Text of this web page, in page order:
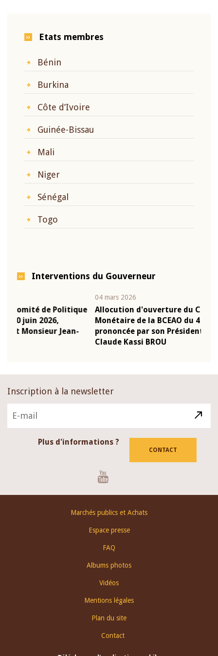
Etats membres
Bénin
Burkina
Côte d’Ivoire
Guinée-Bissau
Mali
Niger
Sénégal
Togo
Interventions du Gouverneur
Allocution d'ouverture du Comité de Politique
Monétaire de la BCEAO du 4 mars 2026,
prononcée par son Président Monsieur Jean-
Inscription à la newsletter
Plus d'informations ?
CONTACT
Marchés publics et Achats
Espace presse
FAQ
Albums photos
Vidéos
Mentions légales
Plan du site
Contact